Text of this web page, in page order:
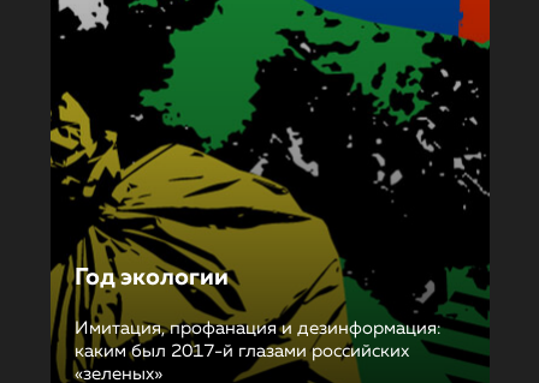
Год экологии
Имитация, профанация и дезинформация:
каким был 2017-й глазами российских
«зеленых»